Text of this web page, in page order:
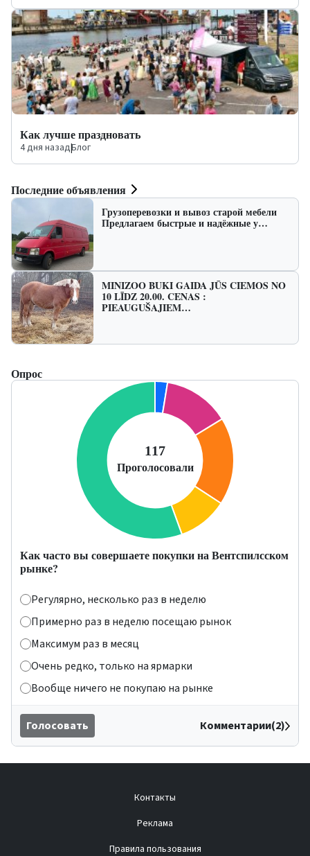
Как лучше праздновать
4 дня назад|Блог
Последние объявления
Грузоперевозки и вывоз старой мебели
Предлагаем быстрые и надёжные у…
MINIZOO BUKI GAIDA JŪS CIEMOS NO
10 LĪDZ 20.00. CENAS :
PIEAUGUŠAJIEM…
Опрос
Как часто вы совершаете покупки на Вентспилсском
рынке?
Регулярно, несколько раз в неделю
Примерно раз в неделю посещаю рынок
Максимум раз в месяц
Очень редко, только на ярмарки
Вообще ничего не покупаю на рынке
Голосовать Комментарии(2)
Контакты
Реклама
Правила пользования